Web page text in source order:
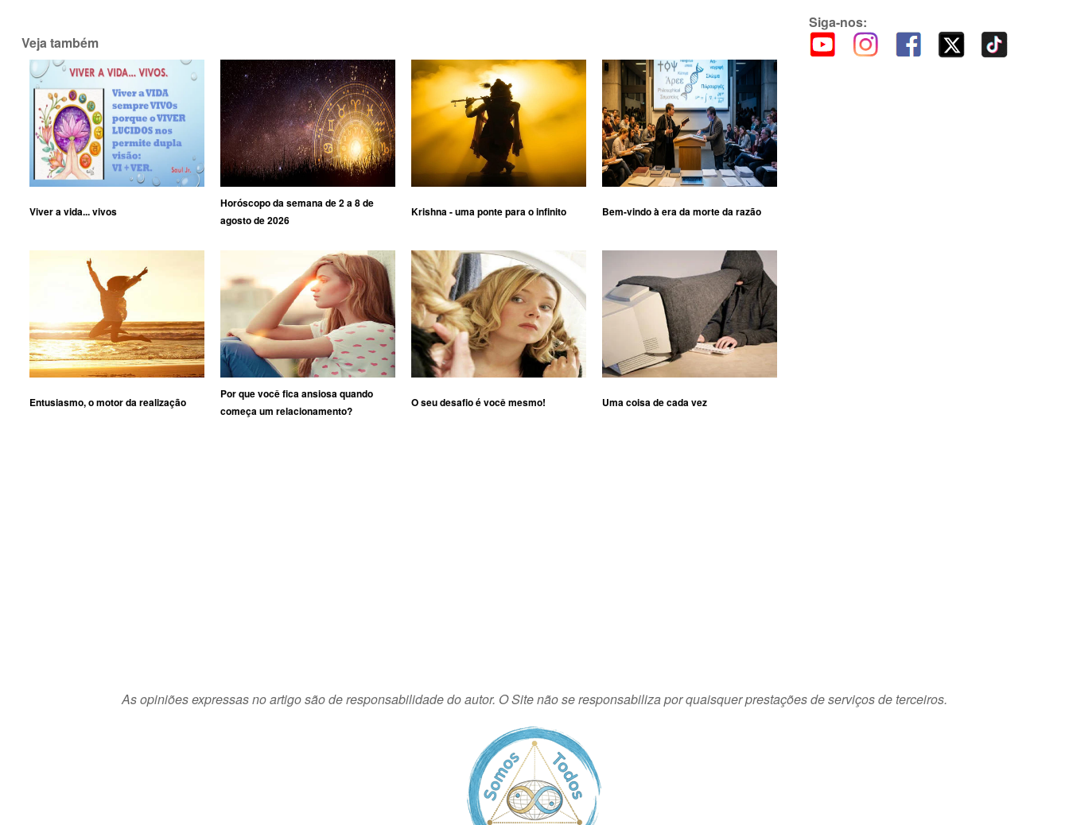
Veja também
Viver a vida... vivos
Horóscopo da semana de 2 a 8 de
agosto de 2026
Krishna - uma ponte para o infinito Bem-vindo à era da morte da razão
Entusiasmo, o motor da realização
Por que você fica ansiosa quando
começa um relacionamento?
O seu desafio é você mesmo! Uma coisa de cada vez
Siga-nos:
As opiniões expressas no artigo são de responsabilidade do autor. O Site não se responsabiliza por quaisquer prestações de serviços de terceiros.